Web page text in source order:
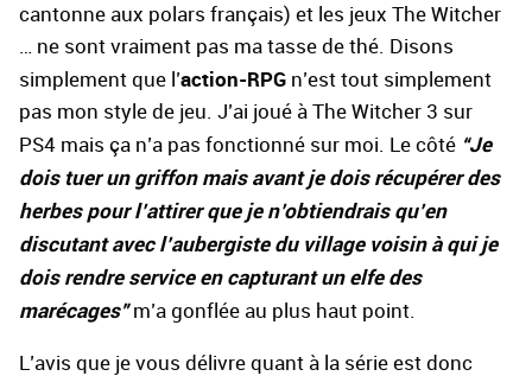
cantonne aux polars français) et les jeux The Witcher
… ne sont vraiment pas ma tasse de thé. Disons
simplement que l’action-RPG n’est tout simplement
pas mon style de jeu. J’ai joué à The Witcher 3 sur
PS4 mais ça n’a pas fonctionné sur moi. Le côté “Je
dois tuer un griffon mais avant je dois récupérer des
herbes pour l’attirer que je n’obtiendrais qu’en
discutant avec l’aubergiste du village voisin à qui je
dois rendre service en capturant un elfe des
marécages”m’a gonflée au plus haut point.
L’avis que je vous délivre quant à la série est donc